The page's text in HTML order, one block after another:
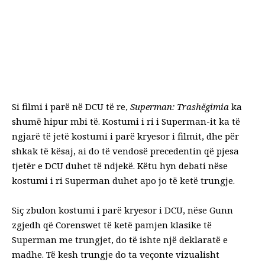
Si filmi i parë në DCU të re, Superman: Trashëgimia ka
shumë hipur mbi të. Kostumi i ri i Superman-it ka të
ngjarë të jetë kostumi i parë kryesor i filmit, dhe për
shkak të kësaj, ai do të vendosë precedentin që pjesa
tjetër e DCU duhet të ndjekë. Këtu hyn debati nëse
kostumi i ri Superman duhet apo jo të ketë trungje.
Siç zbulon kostumi i parë kryesor i DCU, nëse Gunn
zgjedh që Corenswet të ketë pamjen klasike të
Superman me trungjet, do të ishte një deklaratë e
madhe. Të kesh trungje do ta veçonte vizualisht